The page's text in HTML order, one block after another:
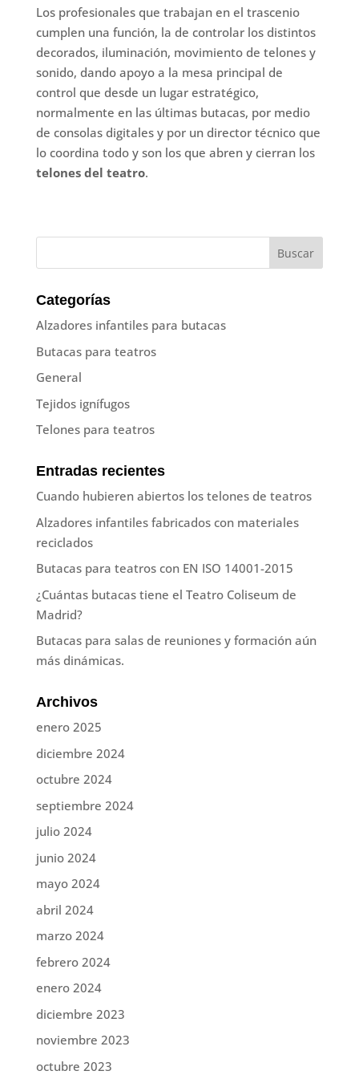
Los profesionales que trabajan en el trascenio
cumplen una función, la de controlar los distintos
decorados, iluminación, movimiento de telones y
sonido, dando apoyo a la mesa principal de
control que desde un lugar estratégico,
normalmente en las últimas butacas, por medio
de consolas digitales y por un director técnico que
lo coordina todo y son los que abren y cierran los
telones del teatro.
Categorías
Alzadores infantiles para butacas
Butacas para teatros
General
Tejidos ignífugos
Telones para teatros
Entradas recientes
Cuando hubieren abiertos los telones de teatros
Alzadores infantiles fabricados con materiales
reciclados
Butacas para teatros con EN ISO 14001-2015
¿Cuántas butacas tiene el Teatro Coliseum de
Madrid?
Butacas para salas de reuniones y formación aún
más dinámicas.
Archivos
enero 2025
diciembre 2024
octubre 2024
septiembre 2024
julio 2024
junio 2024
mayo 2024
abril 2024
marzo 2024
febrero 2024
enero 2024
diciembre 2023
noviembre 2023
octubre 2023